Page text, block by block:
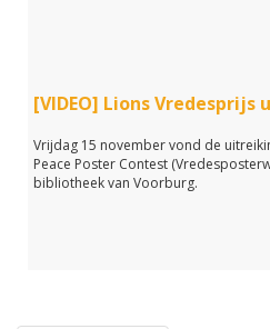
[VIDEO] Lions
Vrijdag 15 november vond de
Peace Poster Contest
bibliotheek van Voorburg.